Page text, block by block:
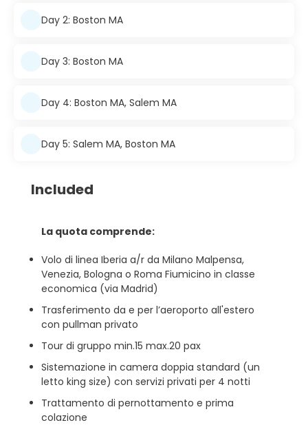
Day 2: Boston MA
Day 3: Boston MA
Day 4: Boston MA, Salem MA
Day 5: Salem MA, Boston MA
Included
La quota comprende:
Volo di linea Iberia a/r da Milano Malpensa,
Venezia, Bologna o Roma Fiumicino in classe
economica (via Madrid)
Trasferimento da e per l’aeroporto all'estero
con pullman privato
Tour di gruppo min.15 max.20 pax
Sistemazione in camera doppia standard (un
letto king size) con servizi privati per 4 notti
Trattamento di pernottamento e prima
colazione